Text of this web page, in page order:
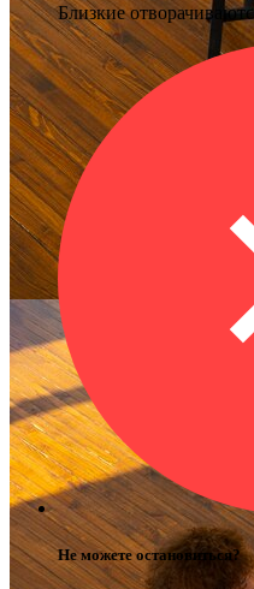
Близкие
Не можете остановиться?